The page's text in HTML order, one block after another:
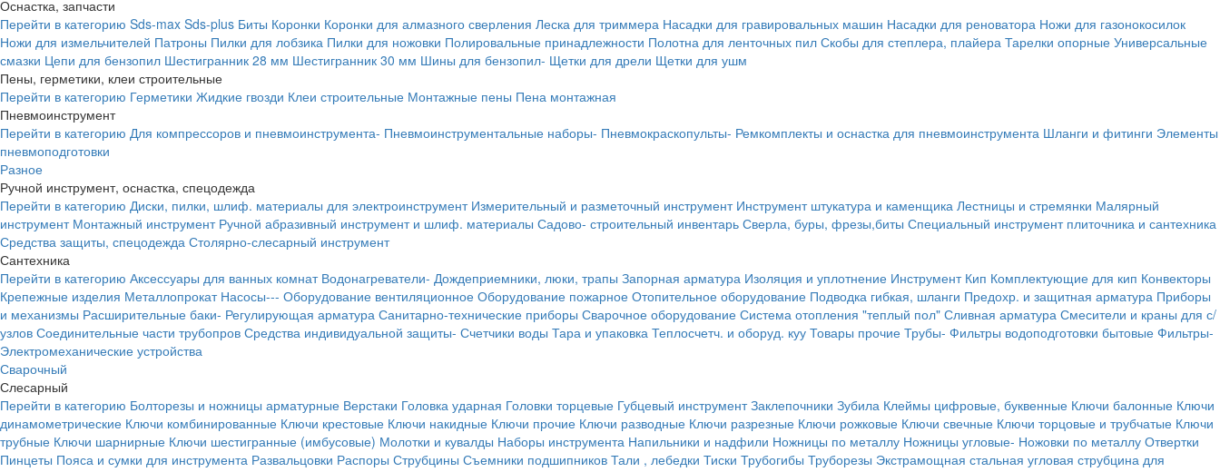
Оснастка, запчасти
Перейти в категорию Sds-max Sds-plus Биты Коронки Коронки для алмазного сверления Леска для триммера Насадки для гравировальных машин Насадки для реноватора Ножи для газонокосилок
Ножи для измельчителей Патроны Пилки для лобзика Пилки для ножовки Полировальные принадлежности Полотна для ленточных пил Скобы для степлера, плайера Тарелки опорные Универсальные
смазки Цепи для бензопил Шестигранник 28 мм Шестигранник 30 мм Шины для бензопил- Щетки для дрели Щетки для ушм
Пены, герметики, клеи строительные
Перейти в категорию Герметики Жидкие гвозди Клеи строительные Монтажные пены Пена монтажная
Пневмоинструмент
Перейти в категорию Для компрессоров и пневмоинструмента- Пневмоинструментальные наборы- Пневмокраскопульты- Ремкомплекты и оснастка для пневмоинструмента Шланги и фитинги Элементы
пневмоподготовки
Разное
Ручной инструмент, оснастка, спецодежда
Перейти в категорию Диски, пилки, шлиф. материалы для электроинструмент Измерительный и разметочный инструмент Инструмент штукатура и каменщика Лестницы и стремянки Малярный
инструмент Монтажный инструмент Ручной абразивный инструмент и шлиф. материалы Садово- строительный инвентарь Сверла, буры, фрезы,биты Специальный инструмент плиточника и сантехника
Средства защиты, спецодежда Столярно-слесарный инструмент
Сантехника
Перейти в категорию Аксессуары для ванных комнат Водонагреватели- Дождеприемники, люки, трапы Запорная арматура Изоляция и уплотнение Инструмент Кип Комплектующие для кип Конвекторы
Крепежные изделия Металлопрокат Насосы--- Оборудование вентиляционное Оборудование пожарное Отопительное оборудование Подводка гибкая, шланги Предохр. и защитная арматура Приборы
и механизмы Расширительные баки- Регулирующая арматура Санитарно-технические приборы Сварочное оборудование Система отопления "теплый пол" Сливная арматура Смесители и краны для с/
узлов Соединительные части трубопров Средства индивидуальной защиты- Счетчики воды Тара и упаковка Теплосчетч. и оборуд. куу Товары прочие Трубы- Фильтры водоподготовки бытовые Фильтры-
Электромеханические устройства
Сварочный
Слесарный
Перейти в категорию Болторезы и ножницы арматурные Верстаки Головка ударная Головки торцевые Губцевый инструмент Заклепочники Зубила Клеймы цифровые, буквенные Ключи балонные Ключи
динамометрические Ключи комбинированные Ключи крестовые Ключи накидные Ключи прочие Ключи разводные Ключи разрезные Ключи рожковые Ключи свечные Ключи торцовые и трубчатые Ключи
трубные Ключи шарнирные Ключи шестигранные (имбусовые) Молотки и кувалды Наборы инструмента Напильники и надфили Ножницы по металлу Ножницы угловые- Ножовки по металлу Отвертки
Пинцеты Пояса и сумки для инструмента Развальцовки Распоры Струбцины Съемники подшипников Тали , лебедки Тиски Трубогибы Труборезы Экстрамощная стальная угловая струбцина для